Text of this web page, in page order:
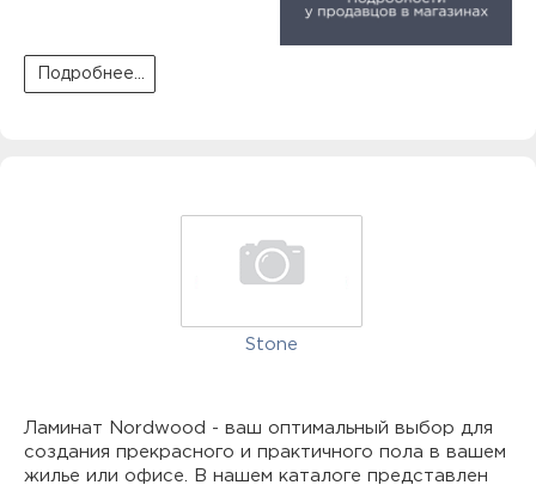
Подробнее...
Stone
Ламинат Nordwood - ваш оптимальный выбор для
создания прекрасного и практичного пола в вашем
жилье или офисе. В нашем каталоге представлен